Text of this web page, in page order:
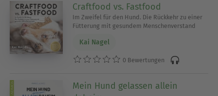
Craftfood vs. Fastfood
Im Zweifel für den Hund. Die Rückkehr zu einer
Fütterung mit gesundem Menschenverstand
Kai Nagel
0 Bewertungen
Mein Hund gelassen allein